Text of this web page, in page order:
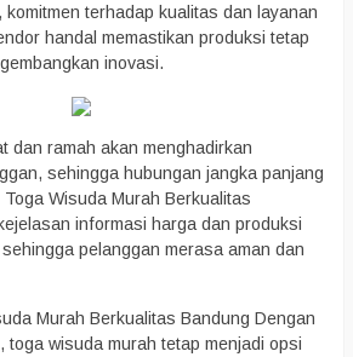
komitmen terhadap kualitas dan layanan
handal memastikan produksi tetap
inovasi.
dan ramah akan menghadirkan
sehingga hubungan jangka panjang
Wisuda Murah Berkualitas
informasi harga dan produksi
pelanggan merasa aman dan
Murah Berkualitas Bandung Dengan
toga wisuda murah tetap menjadi opsi